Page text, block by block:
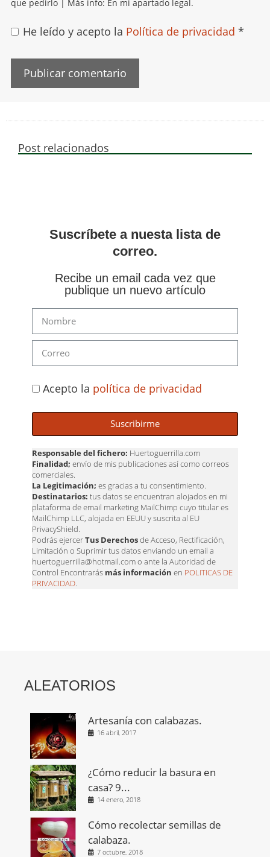
que pedirlo | Más info: En mi apartado legal.
He leído y acepto la Política de privacidad *
Post relacionados
Suscríbete a nuesta lista de
correo.
Recibe un email cada vez que
publique un nuevo artículo
Acepto la política de privacidad
Suscribirme
Responsable del fichero: Huertoguerrilla.com
Finalidad; envío de mis publicaciones así como correos
comerciales.
La Legitimación; es gracias a tu consentimiento.
Destinatarios: tus datos se encuentran alojados en mi
plataforma de email marketing MailChimp cuyo titular es
MailChimp LLC, alojada en EEUU y suscrita al EU
PrivacyShield.
Podrás ejercerTus Derechosde Acceso, Rectificación,
Limitación o Suprimir tus datos enviando un email a
huertoguerrilla@hotmail.com o ante la Autoridad de
Control Encontrarás más información en POLITICAS DE
PRIVACIDAD.
ALEATORIOS
Artesanía con calabazas.
16 abril, 2017
¿Cómo reducir la basura en
casa? 9...
14 enero, 2018
Cómo recolectar semillas de
calabaza.
7 octubre, 2018